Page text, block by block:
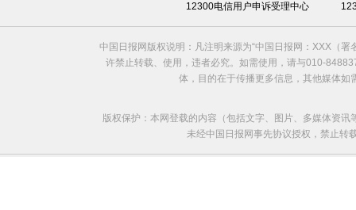
12300电信用户申诉受理中心
中国日报网版权说明：凡注明来源为“中国日报网：XXX（
许禁止转载、使用，违者必究。如需使用，请与010-
体，目的在于传播更多信息，其他媒体
版权保护：本网登载的内容（包括文字、图片、多媒体资
未经中国日报网事先协议授权，禁止转